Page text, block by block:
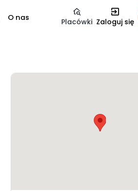
O nas Placówki Zaloguj się